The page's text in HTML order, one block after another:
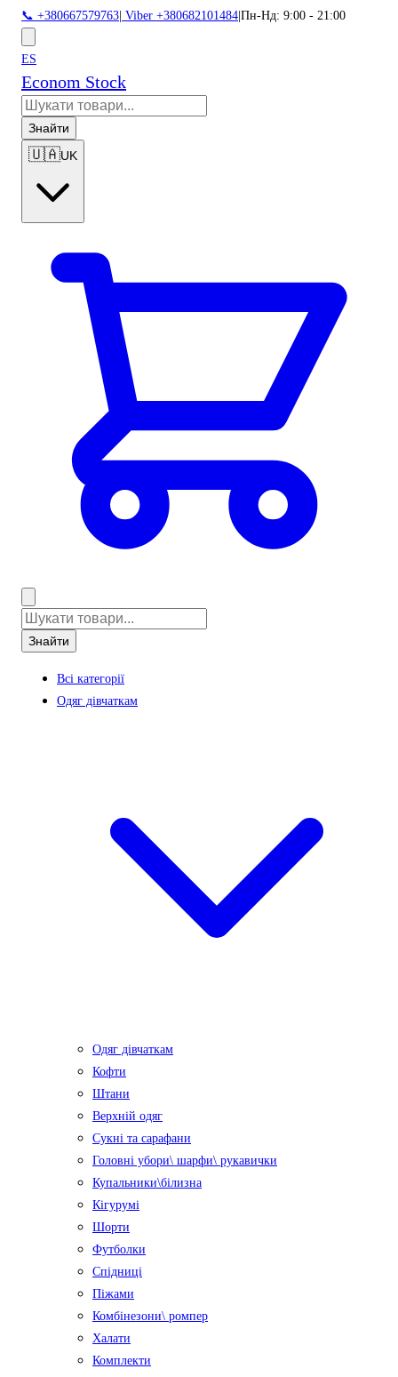
📞 +380667579763 Viber +380682101484 Пн-Нд: 9:00 - 21:00
ES
Econom Stock
Знайти
🇺🇦UK
Знайти
Всі категорії
Одяг дівчаткам
Одяг дівчаткам
Кофти
Штани
Верхній одяг
Сукні та сарафани
Головні убори\ шарфи\ рукавички
Купальники\білизна
Кігурумі
Шорти
Футболки
Спідниці
Піжами
Комбінезони\ ромпер
Халати
Комплекти